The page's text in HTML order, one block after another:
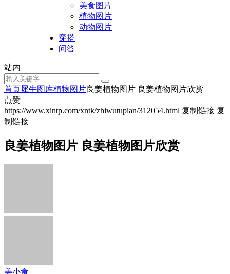
美食图片
植物图片
动物图片
穿搭
问答
站内
首页犀牛图库植物图片良姜植物图片 良姜植物图片欣赏
点赞
https://www.xintp.com/xntk/zhiwutupian/312054.html 复制链接 复
制链接
良姜植物图片 良姜植物图片欣赏
美小食